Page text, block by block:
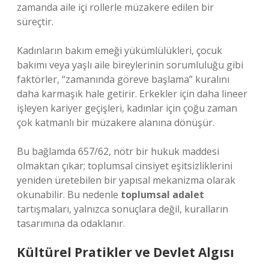
zamanda aile içi rollerle müzakere edilen bir
süreçtir.
Kadınların bakım emeği yükümlülükleri, çocuk
bakımı veya yaşlı aile bireylerinin sorumluluğu gibi
faktörler, “zamanında göreve başlama” kuralını
daha karmaşık hale getirir. Erkekler için daha lineer
işleyen kariyer geçişleri, kadınlar için çoğu zaman
çok katmanlı bir müzakere alanına dönüşür.
Bu bağlamda 657/62, nötr bir hukuk maddesi
olmaktan çıkar; toplumsal cinsiyet eşitsizliklerini
yeniden üretebilen bir yapısal mekanizma olarak
okunabilir. Bu nedenle toplumsal adalet
tartışmaları, yalnızca sonuçlara değil, kuralların
tasarımına da odaklanır.
Kültürel Pratikler ve Devlet Algısı